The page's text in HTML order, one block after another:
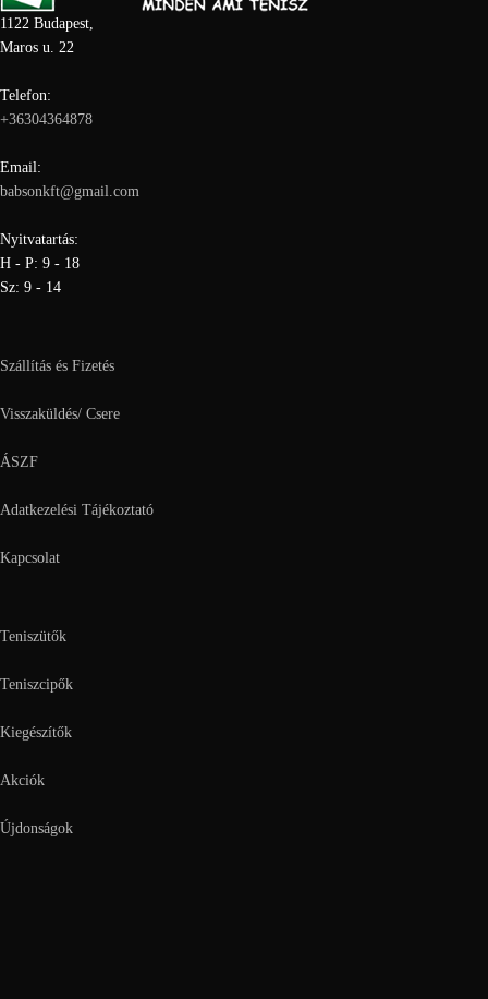
1122 Budapest,
Maros u. 22
Telefon:
+36304364878
Email:
babsonkft@gmail.com
Nyitvatartás:
H - P: 9 - 18
Sz: 9 - 14
Szállítás és Fizetés
Visszaküldés/ Csere
ÁSZF
Adatkezelési Tájékoztató
Kapcsolat
Teniszütők
Teniszcipők
Kiegészítők
Akciók
Újdonságok